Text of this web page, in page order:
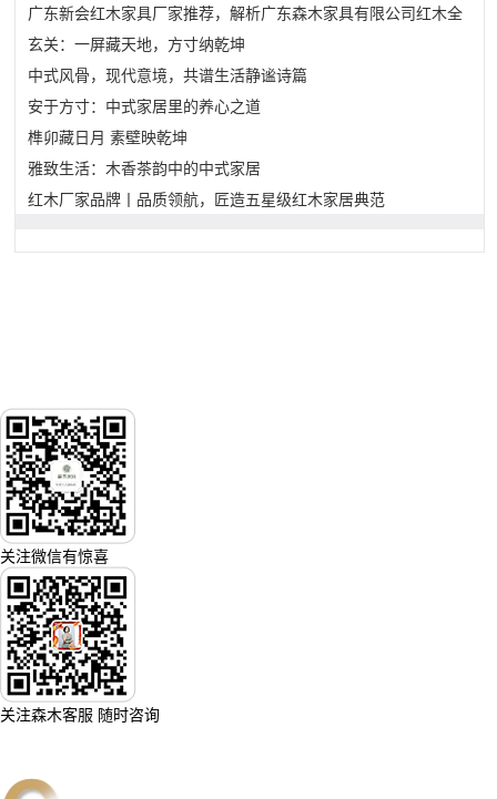
的源头厂家推荐
广东新会红木家具厂家推荐，解析广东森木家具有限公司红木全
屋定制实力
玄关：一屏藏天地，方寸纳乾坤
中式风骨，现代意境，共谱生活静谧诗篇
安于方寸：中式家居里的养心之道
榫卯藏日月 素壁映乾坤
雅致生活：木香茶韵中的中式家居
红木厂家品牌丨品质领航，匠造五星级红木家居典范
关注微信有惊喜
关注森木客服 随时咨询